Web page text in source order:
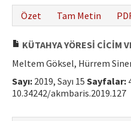
Özet
Tam Metin
KÜTAHYA YÖRESİ CİCİM
Meltem Göksel, Hürrem
Sayı: 2019, Sayı 15 Sayfalar:
10.34242/akmbaris.2019.127